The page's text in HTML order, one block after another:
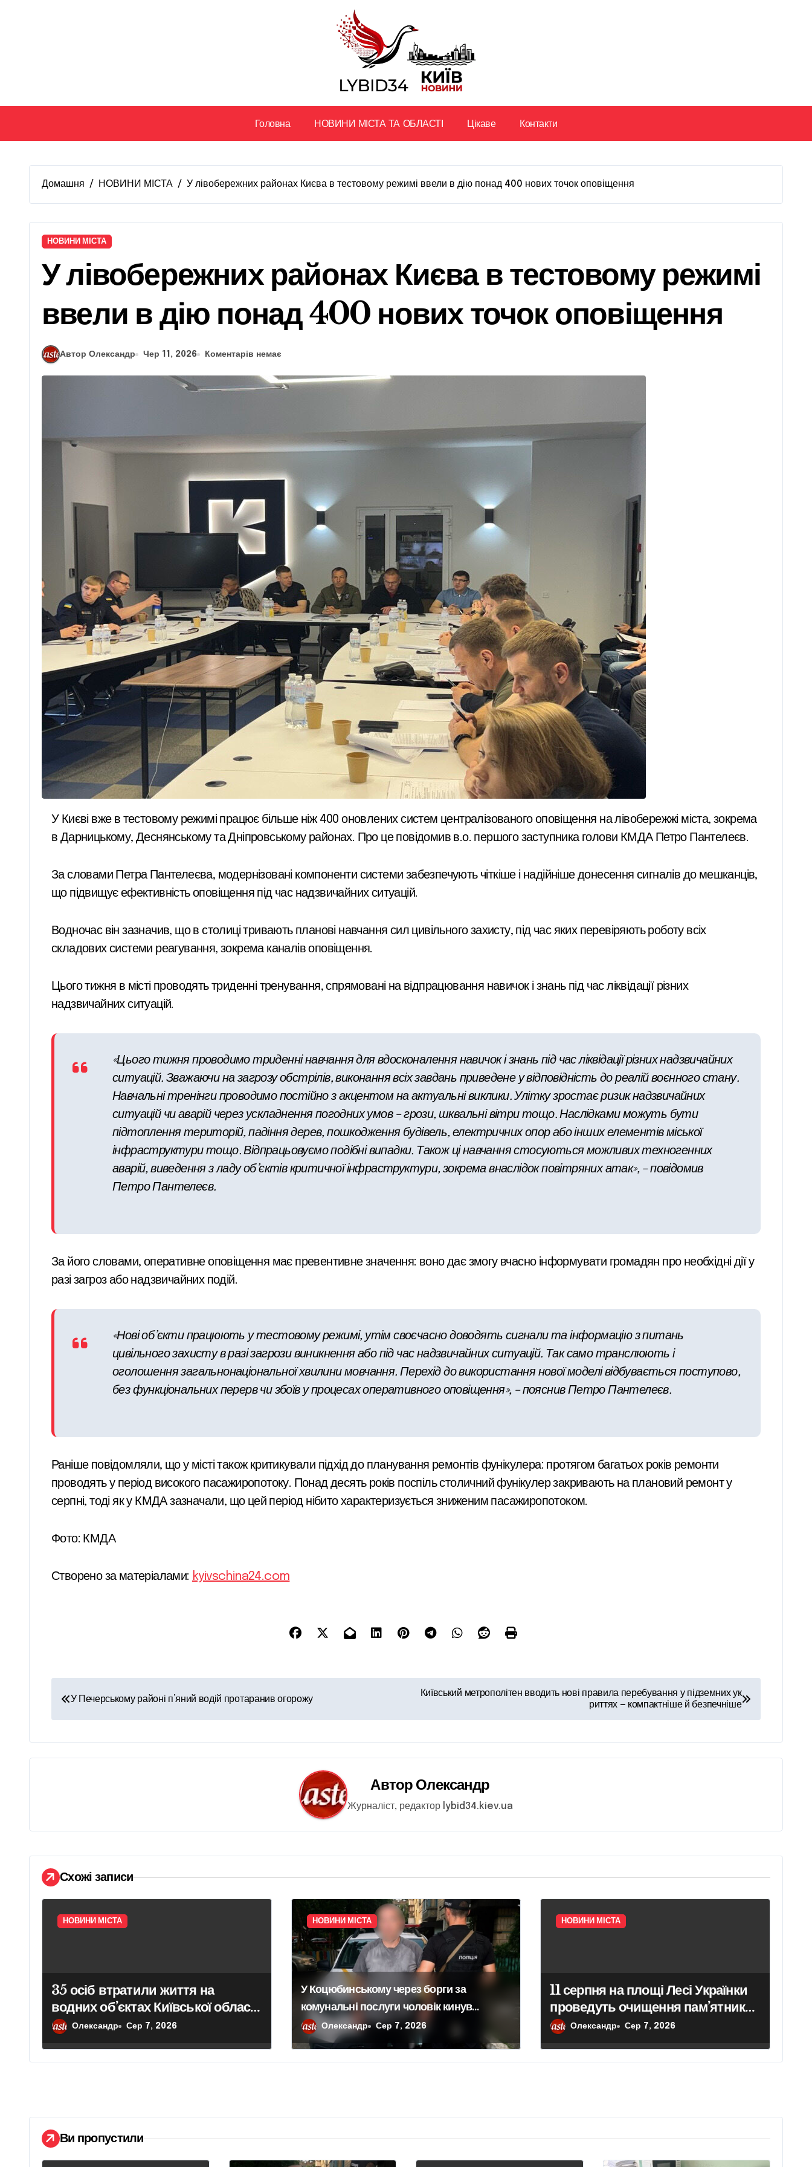
Головна НОВИНИ МІСТА ТА ОБЛАСТІ Цікаве Контакти
Домашня НОВИНИ МІСТА У лівобережних районах Києва в тестовому режимі ввели в дію понад 400 нових точок оповіщення
НОВИНИ МІСТА
У лівобережних районах Києва в тестовому режимі
ввели в дію понад 400 нових точок оповіщення
Автор Олександр Чер 11, 2026 Коментарів немає
У Києві вже в тестовому режимі працює більше ніж 400 оновлених систем централізованого оповіщення на лівобережжі міста, зокрема
в Дарницькому, Деснянському та Дніпровському районах. Про це повідомив в.о. першого заступника голови КМДА Петро Пантелеєв.
За словами Петра Пантелеєва, модернізовані компоненти системи забезпечують чіткіше і надійніше донесення сигналів до мешканців,
що підвищує ефективність оповіщення під час надзвичайних ситуацій.
Водночас він зазначив, що в столиці тривають планові навчання сил цивільного захисту, під час яких перевіряють роботу всіх
складових системи реагування, зокрема каналів оповіщення.
Цього тижня в місті проводять триденні тренування, спрямовані на відпрацювання навичок і знань під час ліквідації різних
надзвичайних ситуацій.
«Цього тижня проводимо триденні навчання для вдосконалення навичок і знань під час ліквідації різних надзвичайних
ситуацій. Зважаючи на загрозу обстрілів, виконання всіх завдань приведене у відповідність до реалій воєнного стану.
Навчальні тренінги проводимо постійно з акцентом на актуальні виклики. Улітку зростає ризик надзвичайних
ситуацій чи аварій через ускладнення погодних умов – грози, шквальні вітри тощо. Наслідками можуть бути
підтоплення територій, падіння дерев, пошкодження будівель, електричних опор або інших елементів міської
інфраструктури тощо. Відпрацьовуємо подібні випадки. Також ці навчання стосуються можливих техногенних
аварій, виведення з ладу об’єктів критичної інфраструктури, зокрема внаслідок повітряних атак», – повідомив
Петро Пантелеєв.
За його словами, оперативне оповіщення має превентивне значення: воно дає змогу вчасно інформувати громадян про необхідні дії у
разі загроз або надзвичайних подій.
«Нові об’єкти працюють у тестовому режимі, утім своєчасно доводять сигнали та інформацію з питань
цивільного захисту в разі загрози виникнення або під час надзвичайних ситуацій. Так само транслюють і
оголошення загальнонаціональної хвилини мовчання. Перехід до використання нової моделі відбувається поступово,
без функціональних перерв чи збоїв у процесах оперативного оповіщення», – пояснив Петро Пантелеєв.
Раніше повідомляли, що у місті також критикували підхід до планування ремонтів фунікулера: протягом багатьох років ремонти
проводять у період високого пасажиропотоку. Понад десять років поспіль столичний фунікулер закривають на плановий ремонт у
серпні, тоді як у КМДА зазначали, що цей період нібито характеризується зниженим пасажиропотоком.
Фото: КМДА
Створено за матеріалами: kyivschina24.com
а
в
і
ц
і
я
з
и
с
і
в
У Печерському районі п’яний водій протаранив огорожу
Київський метрополітен вводить нові правила перебування у підземних ук
риттях — компактніше й безпечніше
Автор Олександр
Журналіст, редактор lybid34.kiev.ua
Схожі записи
НОВИНИ МІСТА
35 осіб втратили життя на
водних об’єктах Київської області
з початку року
Олександр Сер 7, 2026
НОВИНИ МІСТА
У Коцюбинському через борги за
комунальні послуги чоловік кинув
гранату в офіс підприємства
Олександр Сер 7, 2026
НОВИНИ МІСТА
11 серпня на площі Лесі Українки
проведуть очищення пам’ятника
поетесі
Олександр Сер 7, 2026
Ви пропустили